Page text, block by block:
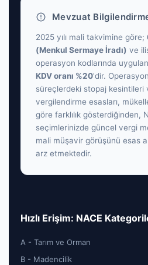
Mevzuat
2025 yılı mali takvimine göre;
(Menkul Sermaye İradı) ve
operasyon kodlarında
KDV oranı %20'dir.
süreçlerdeki stopaj kesintileri
vergilendirme esasları,
göre farklılık gösterdiğinden,
seçimlerinizde güncel vergi
mali müşavir görüşünü esas
arz etmektedir.
Hızlı Erişim: NACE
A - Tarım ve Orman
B - Madencilik